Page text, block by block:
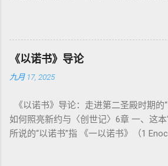
内容看似仪式化，《利未记》却揭示了
为我耶和华你们的神是圣洁的。”（利未
整卷书的中心神学。希伯来文“קָדוֹשׁ”（kadosh）不仅意味着道
德上的圣洁，更意味着“分别出来”、“归
中活出“圣洁”。圣洁不仅是内心态度，
祭制度：与神相交的通道 前七章详细描
（olah）：全然献上，象征奉献与赎罪；
《以诺书》导论
九月 17, 2025
《以诺书》导论：走进第二圣殿时期的
如何照亮新约与〈创世记〉6章 一、这本
所说的“以诺书”指 《一以诺书》（1
世纪），虽不在犹太/基督教主流正典